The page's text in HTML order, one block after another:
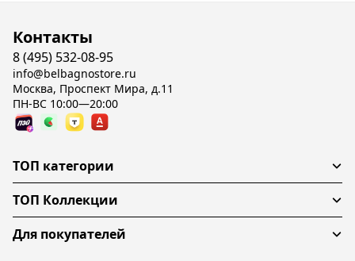
Контакты
8 (495) 532-08-95
info@belbagnostore.ru
Москва, Проспект Мира, д.11
ПН-ВС 10:00—20:00
ТОП категории
ТОП Коллекции
Для покупателей